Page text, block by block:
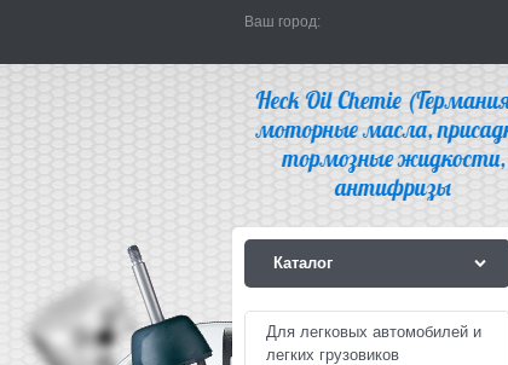
Ваш город:
Каталог
Для легковых автомобилей и
легких грузовиков